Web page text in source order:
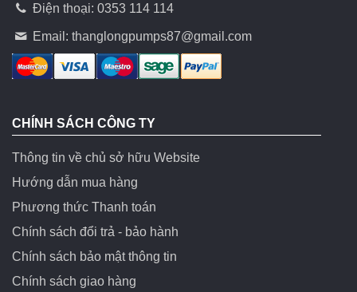
Điện thoại: 0353 114 114
Email:thanglongpumps87@gmail.com
CHÍNH SÁCH CÔNG TY
Thông tin về chủ sở hữu Website
Hướng dẫn mua hàng
Phương thức Thanh toán
Chính sách đổi trả - bảo hành
Chính sách bảo mật thông tin
Chính sách giao hàng